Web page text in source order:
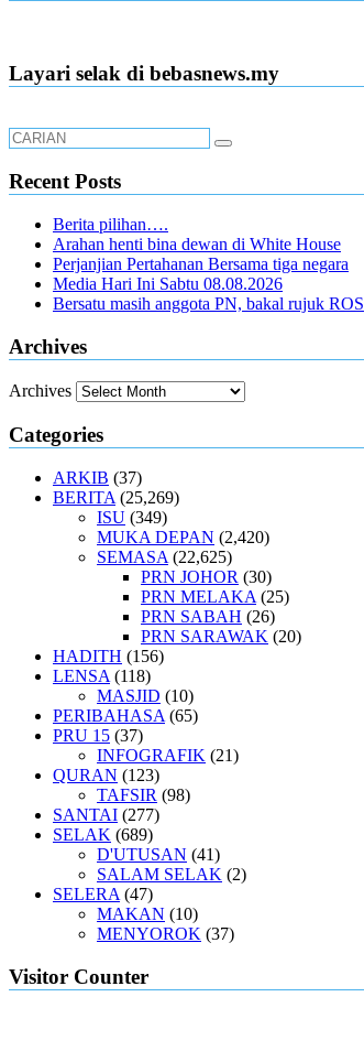
Layari selak di bebasnews.my
Recent Posts
Berita pilihan….
Arahan henti bina dewan di White House
Perjanjian Pertahanan Bersama tiga negara
Media Hari Ini Sabtu 08.08.2026
Bersatu masih anggota PN, bakal rujuk ROS
Archives
Archives
Categories
ARKIB (37)
BERITA (25,269)
ISU (349)
MUKA DEPAN (2,420)
SEMASA (22,625)
PRN JOHOR (30)
PRN MELAKA (25)
PRN SABAH (26)
PRN SARAWAK (20)
HADITH (156)
LENSA (118)
MASJID (10)
PERIBAHASA (65)
PRU 15 (37)
INFOGRAFIK (21)
QURAN (123)
TAFSIR (98)
SANTAI (277)
SELAK (689)
D'UTUSAN (41)
SALAM SELAK (2)
SELERA (47)
MAKAN (10)
MENYOROK (37)
Visitor Counter